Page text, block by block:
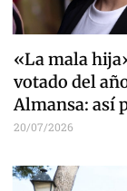
«La mala
votado del
Almansa: así
20/07/2026